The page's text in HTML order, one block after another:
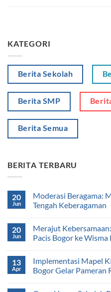
KATEGORI
Berita Sekolah
Berita SMP
Berita Semua
BERITA TERBARU
20
Jun
Moderasi Beragama:
Tengah Keberagaman
20
Jun
Merajut
Pacis Bogor ke Wisma
13
Apr
Implementasi Mapel
Bogor Gelar Pameran